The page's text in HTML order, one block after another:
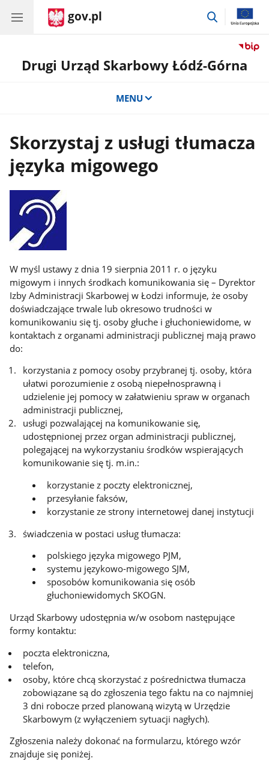
gov.pl
przejdź
Drugi Urząd Skarbowy Łódź-Górna
MENU
Skorzystaj z usługi tłumacza
języka migowego
W myśl ustawy z dnia 19 sierpnia 2011 r. o języku
migowym i innych środkach komunikowania się – Dyrektor
Izby Administracji Skarbowej w Łodzi informuje, że osoby
doświadczające trwale lub okresowo trudności w
komunikowaniu się tj. osoby głuche i głuchoniewidome, w
kontaktach z organami administracji publicznej mają prawo
do:
korzystania z pomocy osoby przybranej tj. osoby, która
ułatwi porozumienie z osobą niepełnosprawną i
udzielenie jej pomocy w załatwieniu spraw w organach
administracji publicznej,
usługi pozwalającej na komunikowanie się,
udostępnionej przez organ administracji publicznej,
polegającej na wykorzystaniu środków wspierających
komunikowanie się tj. m.in.:
korzystanie z poczty elektronicznej,
przesyłanie faksów,
korzystanie ze strony internetowej danej instytucji
świadczenia w postaci usług tłumacza:
polskiego języka migowego PJM,
systemu językowo-migowego SJM,
sposobów komunikowania się osób
głuchoniewidomych SKOGN.
Urząd Skarbowy udostępnia w/w osobom następujące
formy kontaktu:
poczta elektroniczna,
telefon,
osoby, które chcą skorzystać z pośrednictwa tłumacza
zobowiązane są do zgłoszenia tego faktu na co najmniej
3 dni robocze przed planowaną wizytą w Urzędzie
Skarbowym (z wyłączeniem sytuacji nagłych).
Zgłoszenia należy dokonać na formularzu, którego wzór
znajduje się poniżej.